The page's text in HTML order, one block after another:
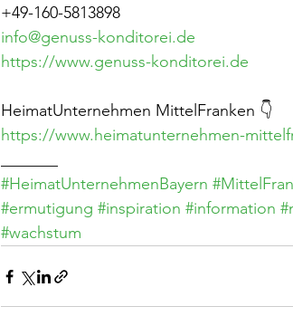
+49-160-5813898
info@genuss-konditorei.de
https://www.genuss-konditorei.de
HeimatUnternehmen MittelFranken 👇
https://www.heimatunternehmen-
#HeimatUnternehmenBayern
#ermutigung #inspiration #information
#wachstum